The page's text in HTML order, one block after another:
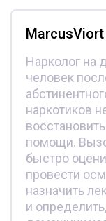
MarcusViort
Нарколог на
человек
наркотиков
помощи.
быстро
провести
назначить
и